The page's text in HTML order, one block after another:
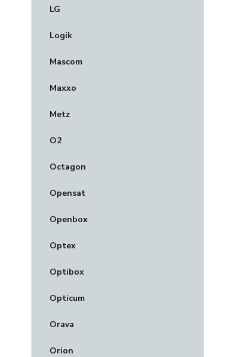
LG
Logik
Mascom
Maxxo
Metz
O2
Octagon
Opensat
Openbox
Optex
Optibox
Opticum
Orava
Orion